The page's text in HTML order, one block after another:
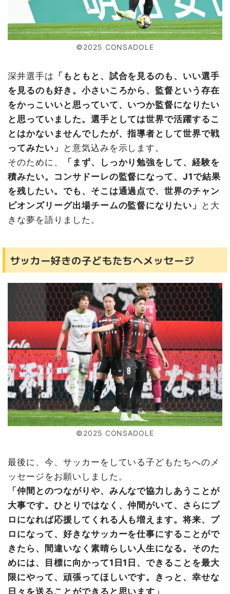
©2025 CONSADOLE
深井選手は 「もともと、試合を見るのも、いい選手
を見るのも好き。小さいころから、監督という存在
をかっこいいと思っていて、いつか監督になりたい
と思っていました。選手としては世界で活躍するこ
とはかないませんでしたが、指導者として世界で戦
ってみたい」
と意気込みを示します。
そのために、
「まず、しっかり勉強をして、経験を
積みたい。コンサドーレの監督になって、J1で結果
を残したい。でも、そこは通過点で、世界のチャン
ピオンズリーグ出場チームの監督になりたい」
と大
きな夢を語りました。
サッカー好きの子どもたちへメッセージ
©2025 CONSADOLE
最後に、今、サッカーをしている子どもたちへのメ
ッセージをお願いしました。
「仲間とのつながりや、みんなで協力しあうことが
大事です。ひとりではなく、仲間がいて、さらにプ
ロになれば応援してくれる人も増えます。将来、プ
ロになって、好きなサッカーを仕事にすることがで
きたら、間違いなく素晴らしい人生になる。そのた
めには、目標に向かって1日1日、できることを最大
限にやって、頑張ってほしいです。きっと、幸せな
日々を送ることができると思います」